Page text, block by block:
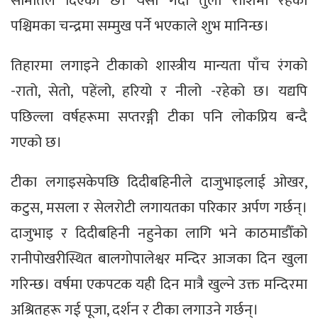
पश्चिमका चन्द्रमा सम्मुख पर्ने भएकाले शुभ मानिन्छ।
तिहारमा लगाइने टीकाको शास्त्रीय मान्यता पाँच रंगको
-रातो, सेतो, पहेंलो, हरियो र नीलो -रहेको छ। यद्यपि
पछिल्ला वर्षहरूमा सप्तरङ्गी टीका पनि लोकप्रिय बन्दै
गएको छ।
टीका लगाइसकेपछि दिदीबहिनीले दाजुभाइलाई ओखर,
कटुस, मसला र सेलरोटी लगायतका परिकार अर्पण गर्छन्।
दाजुभाइ र दिदीबहिनी नहुनेका लागि भने काठमाडौँको
रानीपोखरीस्थित बालगोपालेश्वर मन्दिर आजका दिन खुला
गरिन्छ। वर्षमा एकपटक यही दिन मात्रै खुल्ने उक्त मन्दिरमा
अश्रितहरू गई पूजा, दर्शन र टीका लगाउने गर्छन्।